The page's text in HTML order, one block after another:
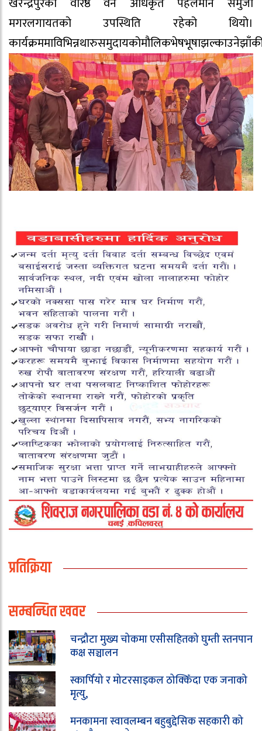
मगरलगायतको उपस्थिति रहेको थियो।
प्रतिक्रिया
सम्बन्धित खवर
चन्द्रौटा मुख्य चोकमा एसीसहितको घुम्ती स्तनपान
कक्ष सञ्चालन
स्कार्पियो र मोटरसाइकल ठोक्किँदा एक जनाको
मृत्यु,
मनकामना स्वावलम्बन बहुबुद्देसिक सहकारी को